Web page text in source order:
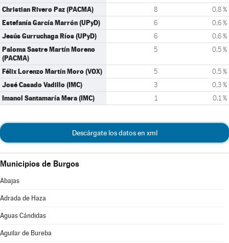
Christian Rivero Paz (PACMA) 8 0,8 %
Estefanía García Marrón (UPyD) 6 0,6 %
Jesús Gurruchaga Ríos (UPyD) 6 0,6 %
Paloma Sastre Martín Moreno
(PACMA)
5 0,5 %
Félix Lorenzo Martín Moro (VOX) 5 0,5 %
José Casado Vadillo (IMC) 3 0,3 %
Imanol Santamaría Mera (IMC) 1 0,1 %
Descárgate los datos en xml
Municipios de Burgos
Abajas
Adrada de Haza
Aguas Cándidas
Aguilar de Bureba